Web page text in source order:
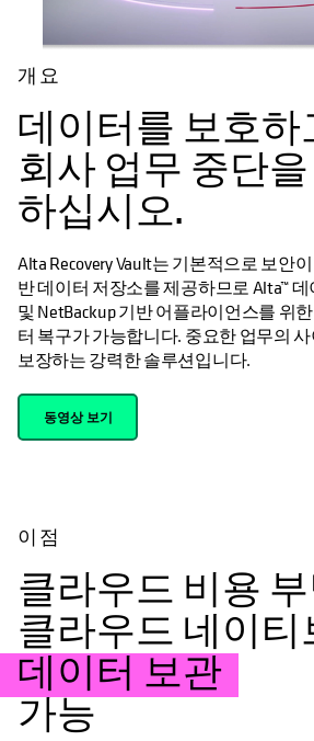
개요
데이터를 보호하
회사 업무 중단
하십시오.
Alta Recovery Vault는 기본적으로 보안
반 데이터 저장소를 제공하므로 Alta™
및 NetBackup 기반 어플라이언스를 위
터 복구가 가능합니다. 중요한 업무의
보장하는 강력한 솔루션입니다.
동영상 보기
이점
클라우드 비용 부
클라우드 네이티
데이터 보관
가능